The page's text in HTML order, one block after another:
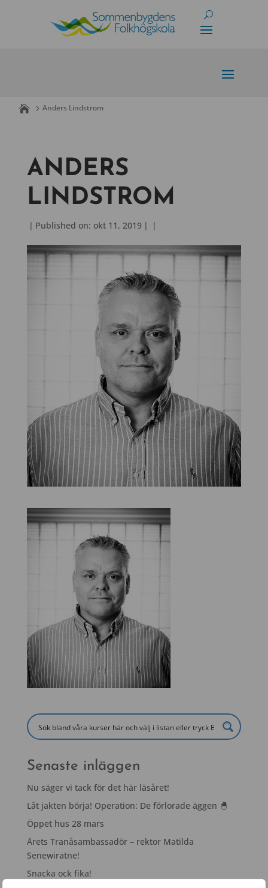
Anders Lindstrom
ANDERS
LINDSTROM
| Published on: okt 11, 2019 | |
Senaste inläggen
Nu säger vi tack för det här läsåret!
Låt jakten börja! Operation: De förlorade äggen 🐣
Öppet hus 28 mars
Årets Tranåsambassadör – rektor Matilda
Senewiratne!
Snacka ock fika!